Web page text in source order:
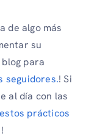
de algo más
su
para
seguidores.! Si
al día con las
estos prácticos